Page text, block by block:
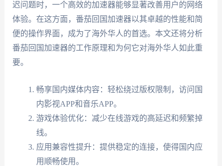
迟问题时，一个高效的加速器能够显著改善用户的网络
体验。在这方面，番茄回国加速器以其卓越的性能和简
便的操作界面，成为了海外华人的首选。本文还将分析
番茄回国加速器的工作原理和为何它对海外华人如此重
要。
畅享国内媒体内容：轻松绕过版权限制，访问国
内影视APP和音乐APP。
游戏体验优化：减少在线游戏的高延迟和频繁掉
线。
应用兼容性提升：提供稳定的连接，使得国内应
用顺畅使用。